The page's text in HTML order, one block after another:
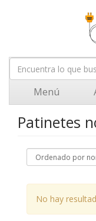
Menú
Patinetes
No hay